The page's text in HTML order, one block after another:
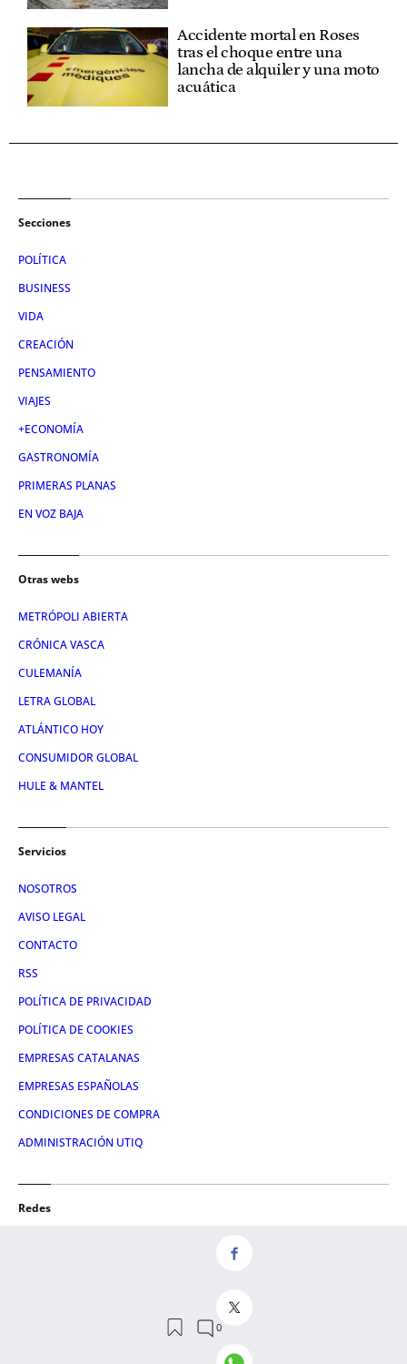
Accidente mortal en Roses
tras el choque entre una
lancha de alquiler y una moto
acuática
Secciones
POLÍTICA
BUSINESS
VIDA
CREACIÓN
PENSAMIENTO
VIAJES
+ECONOMÍA
GASTRONOMÍA
PRIMERAS PLANAS
EN VOZ BAJA
Otras webs
METRÓPOLI ABIERTA
CRÓNICA VASCA
CULEMANÍA
LETRA GLOBAL
ATLÁNTICO HOY
CONSUMIDOR GLOBAL
HULE & MANTEL
Servicios
NOSOTROS
AVISO LEGAL
CONTACTO
RSS
POLÍTICA DE PRIVACIDAD
POLÍTICA DE COOKIES
EMPRESAS CATALANAS
EMPRESAS ESPAÑOLAS
CONDICIONES DE COMPRA
ADMINISTRACIÓN UTIQ
Redes